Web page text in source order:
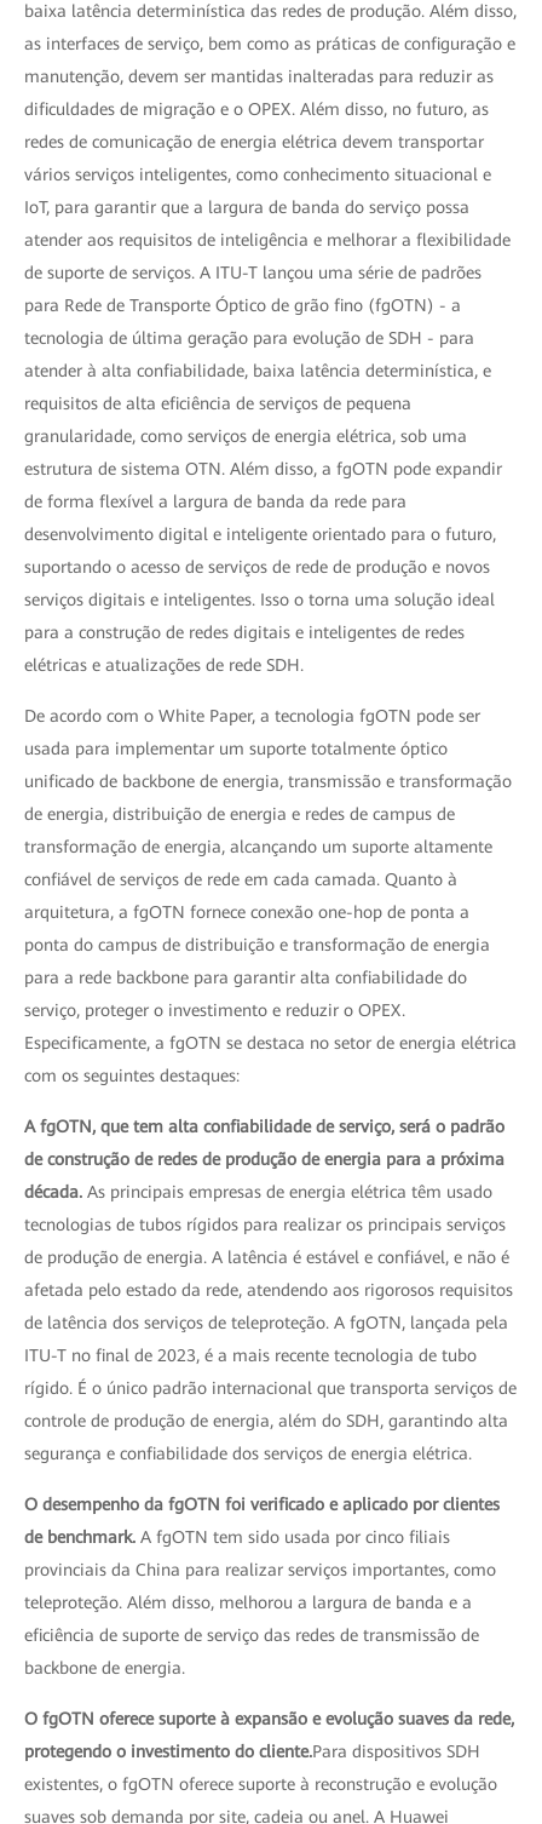
baixa latência determinística das redes de produção. Além disso,
as interfaces de serviço, bem como as práticas de configuração e
manutenção, devem ser mantidas inalteradas para reduzir as
dificuldades de migração e o OPEX. Além disso, no futuro, as
redes de comunicação de energia elétrica devem transportar
vários serviços inteligentes, como conhecimento situacional e
IoT, para garantir que a largura de banda do serviço possa
atender aos requisitos de inteligência e melhorar a flexibilidade
de suporte de serviços. A ITU-T lançou uma série de padrões
para Rede de Transporte Óptico de grão fino (fgOTN) - a
tecnologia de última geração para evolução de SDH - para
atender à alta confiabilidade, baixa latência determinística, e
requisitos de alta eficiência de serviços de pequena
granularidade, como serviços de energia elétrica, sob uma
estrutura de sistema OTN. Além disso, a fgOTN pode expandir
de forma flexível a largura de banda da rede para
desenvolvimento digital e inteligente orientado para o futuro,
suportando o acesso de serviços de rede de produção e novos
serviços digitais e inteligentes. Isso o torna uma solução ideal
para a construção de redes digitais e inteligentes de redes
elétricas e atualizações de rede SDH.
De acordo com o White Paper, a tecnologia fgOTN pode ser
usada para implementar um suporte totalmente óptico
unificado de backbone de energia, transmissão e transformação
de energia, distribuição de energia e redes de campus de
transformação de energia, alcançando um suporte altamente
confiável de serviços de rede em cada camada. Quanto à
arquitetura, a fgOTN fornece conexão one-hop de ponta a
ponta do campus de distribuição e transformação de energia
para a rede backbone para garantir alta confiabilidade do
serviço, proteger o investimento e reduzir o OPEX.
Especificamente, a fgOTN se destaca no setor de energia elétrica
com os seguintes destaques:
A fgOTN, que tem alta confiabilidade de serviço, será o padrão
de construção de redes de produção de energia para a próxima
década. As principais empresas de energia elétrica têm usado
tecnologias de tubos rígidos para realizar os principais serviços
de produção de energia. A latência é estável e confiável, e não é
afetada pelo estado da rede, atendendo aos rigorosos requisitos
de latência dos serviços de teleproteção. A fgOTN, lançada pela
ITU-T no final de 2023, é a mais recente tecnologia de tubo
rígido. É o único padrão internacional que transporta serviços de
controle de produção de energia, além do SDH, garantindo alta
segurança e confiabilidade dos serviços de energia elétrica.
O desempenho da fgOTN foi verificado e aplicado por clientes
de benchmark. A fgOTN tem sido usada por cinco filiais
provinciais da China para realizar serviços importantes, como
teleproteção. Além disso, melhorou a largura de banda e a
eficiência de suporte de serviço das redes de transmissão de
backbone de energia.
O fgOTN oferece suporte à expansão e evolução suaves da rede,
protegendo o investimento do cliente.Para dispositivos SDH
existentes, o fgOTN oferece suporte à reconstrução e evolução
suaves sob demanda por site, cadeia ou anel. A Huawei